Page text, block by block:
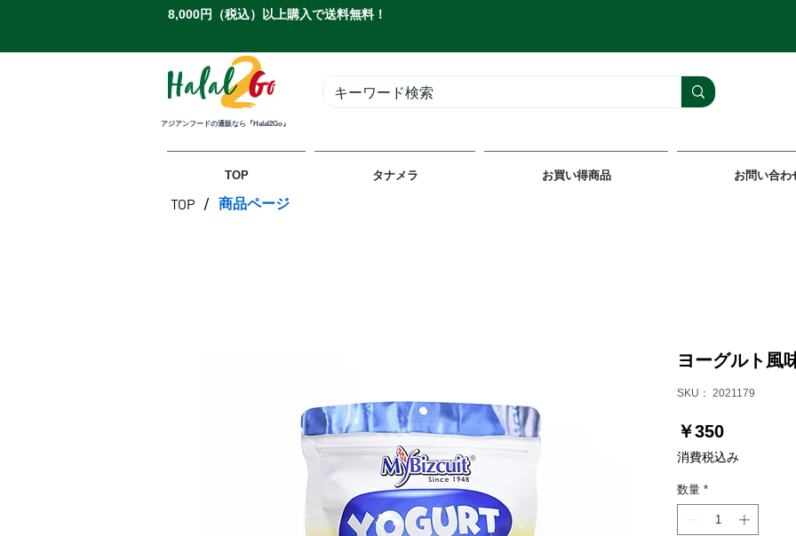
8,000円（税込）以上購入で送料無料！
アジアンフードの通販なら『Halal2Go』
TOP タナメラ お買い得商品 お問い合わ
TOP / 商品ページ
ヨーグルト風
SKU： 2021179
￥350価
格
消費税込み
数量 *